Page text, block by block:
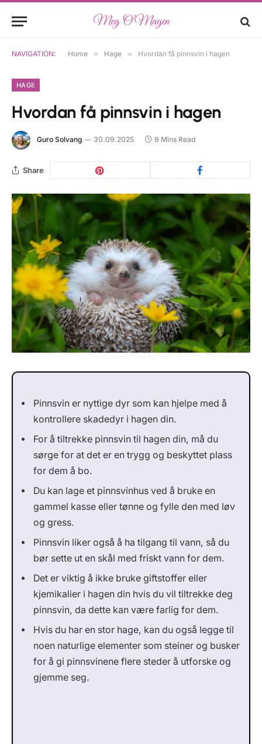
NAVIGATION: Home » Hage » Hvordan få pinnsvin i hagen
HAGE
Hvordan få pinnsvin i hagen
Guro Solvang 30.09.2025 9 Mins Read
Share
Pinnsvin er nyttige dyr som kan hjelpe med å
kontrollere skadedyr i hagen din.
For å tiltrekke pinnsvin til hagen din, må du
sørge for at det er en trygg og beskyttet plass
for dem å bo.
Du kan lage et pinnsvinhus ved å bruke en
gammel kasse eller tønne og fylle den med løv
og gress.
Pinnsvin liker også å ha tilgang til vann, så du
bør sette ut en skål med friskt vann for dem.
Det er viktig å ikke bruke giftstoffer eller
kjemikalier i hagen din hvis du vil tiltrekke deg
pinnsvin, da dette kan være farlig for dem.
Hvis du har en stor hage, kan du også legge til
noen naturlige elementer som steiner og busker
for å gi pinnsvinene flere steder å utforske og
gjemme seg.